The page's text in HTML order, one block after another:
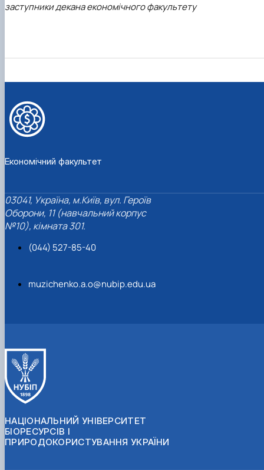
заступники декана економічного факультету
Економічний факультет
03041, Україна, м.Київ, вул. Героїв
Оборони, 11 (навчальний корпус
№10), кімната 301.
(044) 527-85-40
muzichenko.a.o@nubip.edu.ua
НАЦІОНАЛЬНИЙ УНІВЕРСИТЕТ
БІОРЕСУРСІВ І
ПРИРОДОКОРИСТУВАННЯ УКРАЇНИ